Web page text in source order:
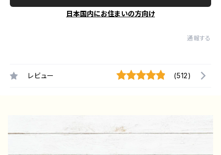
日本国内にお住まいの方向け
通報する
レビュー (512)